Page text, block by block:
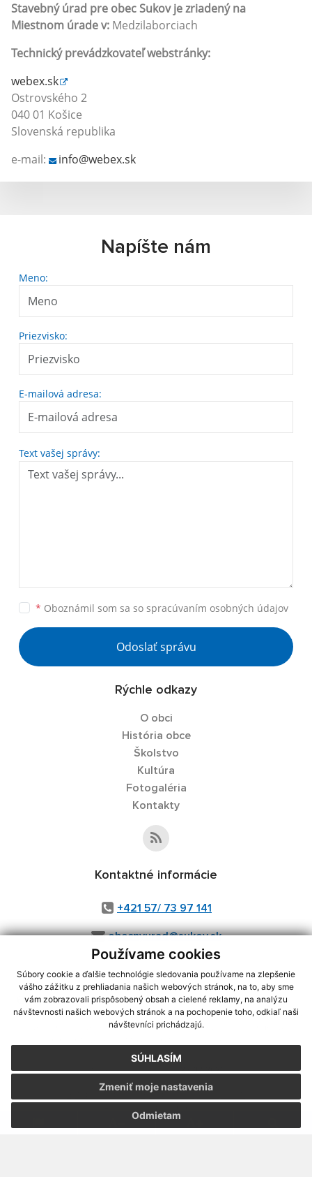
Používame cookies
Súbory cookie a ďalšie technológie sledovania používame na zlepšenie
vášho zážitku z prehliadania našich webových stránok, na to, aby sme
vám zobrazovali prispôsobený obsah a cielené reklamy, na analýzu
návštevnosti našich webových stránok a na pochopenie toho, odkiaľ naši
návštevníci prichádzajú.
SÚHLASÍM
Odmietam
Zmeniť moje nastavenia
Stavebný úrad pre obec Sukov je zriadený na
Miestnom úrade v: Medzilaborciach
Technický prevádzkovateľ webstránky:
webex.sk
Ostrovského 2
040 01 Košice
Slovenská republika
e-mail:
info@webex.sk
Napíšte nám
Meno:
Priezvisko:
E-mailová adresa:
Text vašej správy:
* Oboznámil som sa so spracúvaním osobných údajov
Odoslať správu
Rýchle odkazy
O obci
História obce
Školstvo
Kultúra
Fotogaléria
Kontakty
Kontaktné informácie
+421 57/ 73 97 141
obecnyurad@sukov.sk
využite možnosť získavania aktuálnych informácií s využitím RSS
CMS systém (redakčný) systém ECHELON 2,Mapa stránok,web portál
webex.digital, s.r.o.,domény,registrácia domény
Posledná aktualizácia:23.07.2026
Vytlačiť stránku|Vyhlásenie o prístupnosti